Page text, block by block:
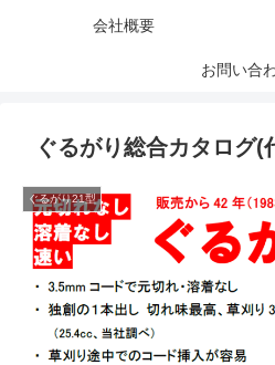
会社概要
お問い合
ぐるがり総合カタログ(
ぐるがり21型